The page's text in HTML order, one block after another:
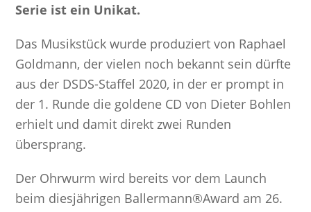
Serie ist ein Unikat.
Das Musikstück wurde produziert von Raphael
Goldmann, der vielen noch bekannt sein dürfte
aus der DSDS-Staffel 2020, in der er prompt in
der 1. Runde die goldene CD von Dieter Bohlen
erhielt und damit direkt zwei Runden
übersprang.
Der Ohrwurm wird bereits vor dem Launch
beim diesjährigen Ballermann®Award am 26.